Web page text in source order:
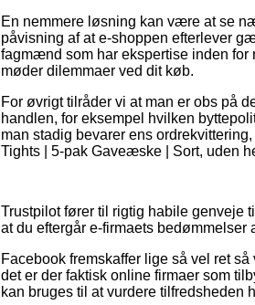
En nemmere løsning kan være at se
påvisning af at e-shoppen efterlever
fagmænd som har ekspertise inden
møder dilemmaer ved dit køb.
For øvrigt tilråder vi at man er obs på
handlen, for eksempel hvilken
man stadig bevarer ens
Tights | 5-pak Gaveæske | Sort, uden
Trustpilot fører til rigtig habile genveje
at du eftergår e-firmaets
Facebook fremskaffer lige så vel ret
det er der faktisk online firmaer som
kan bruges til at vurdere tilfredsheden